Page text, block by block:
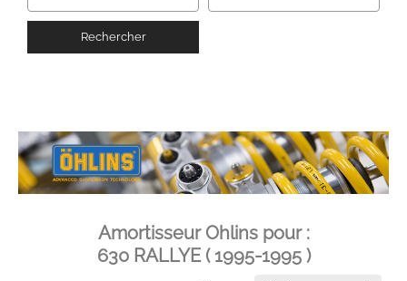
Rechercher
Amortisseur Ohlins pour :
630 RALLYE ( 1995-1995 )